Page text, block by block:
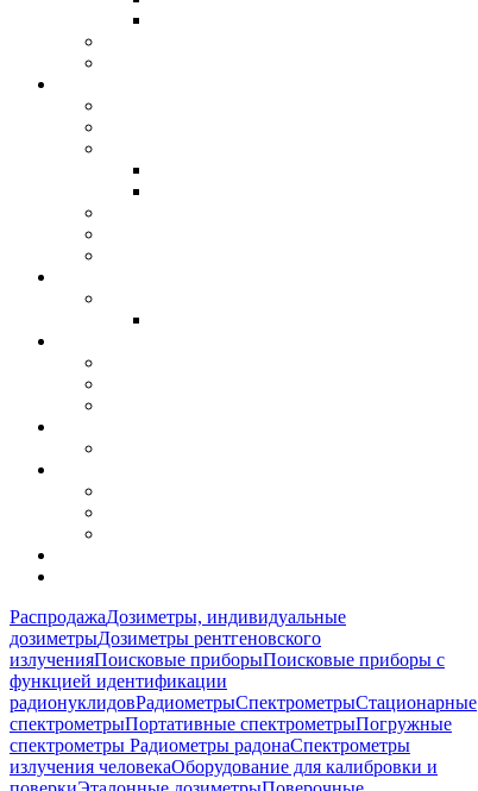
РаспродажаДозиметры, индивидуальные
дозиметрыДозиметры рентгеновского
излученияПоисковые приборыПоисковые приборы с
функцией идентификации
радионуклидовРадиометрыСпектрометрыСтационарные
спектрометрыПортативные спектрометрыПогружные
спектрометры Радиометры радонаСпектрометры
излучения человекаОборудование для калибровки и